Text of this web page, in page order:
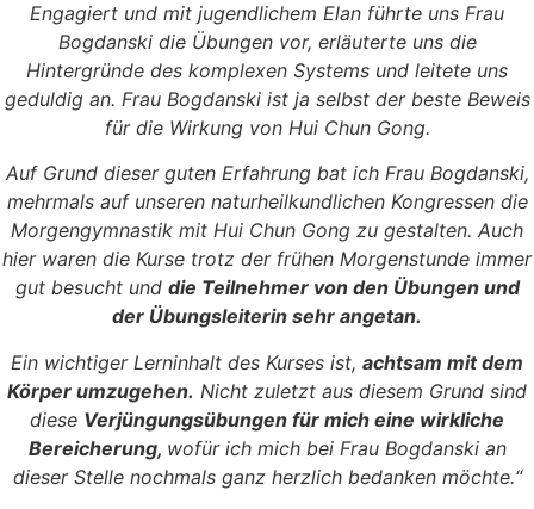
Engagiert und mit jugendlichem Elan führte uns Frau
Bogdanski die Übungen vor, erläuterte uns die
Hintergründe des komplexen Systems und leitete uns
geduldig an. Frau Bogdanski ist ja selbst der beste Beweis
für die Wirkung von Hui Chun Gong.
Auf Grund dieser guten Erfahrung bat ich Frau Bogdanski,
mehrmals auf unseren naturheilkundlichen Kongressen die
Morgengymnastik mit Hui Chun Gong zu gestalten. Auch
hier waren die Kurse trotz der frühen Morgenstunde immer
gut besucht und die Teilnehmer von den Übungen und
der Übungsleiterin sehr angetan.
Ein wichtiger Lerninhalt des Kurses ist, achtsam mit dem
Körper umzugehen. Nicht zuletzt aus diesem Grund sind
diese Verjüngungsübungen für mich eine wirkliche
Bereicherung, wofür ich mich bei Frau Bogdanski an
dieser Stelle nochmals ganz herzlich bedanken möchte.“